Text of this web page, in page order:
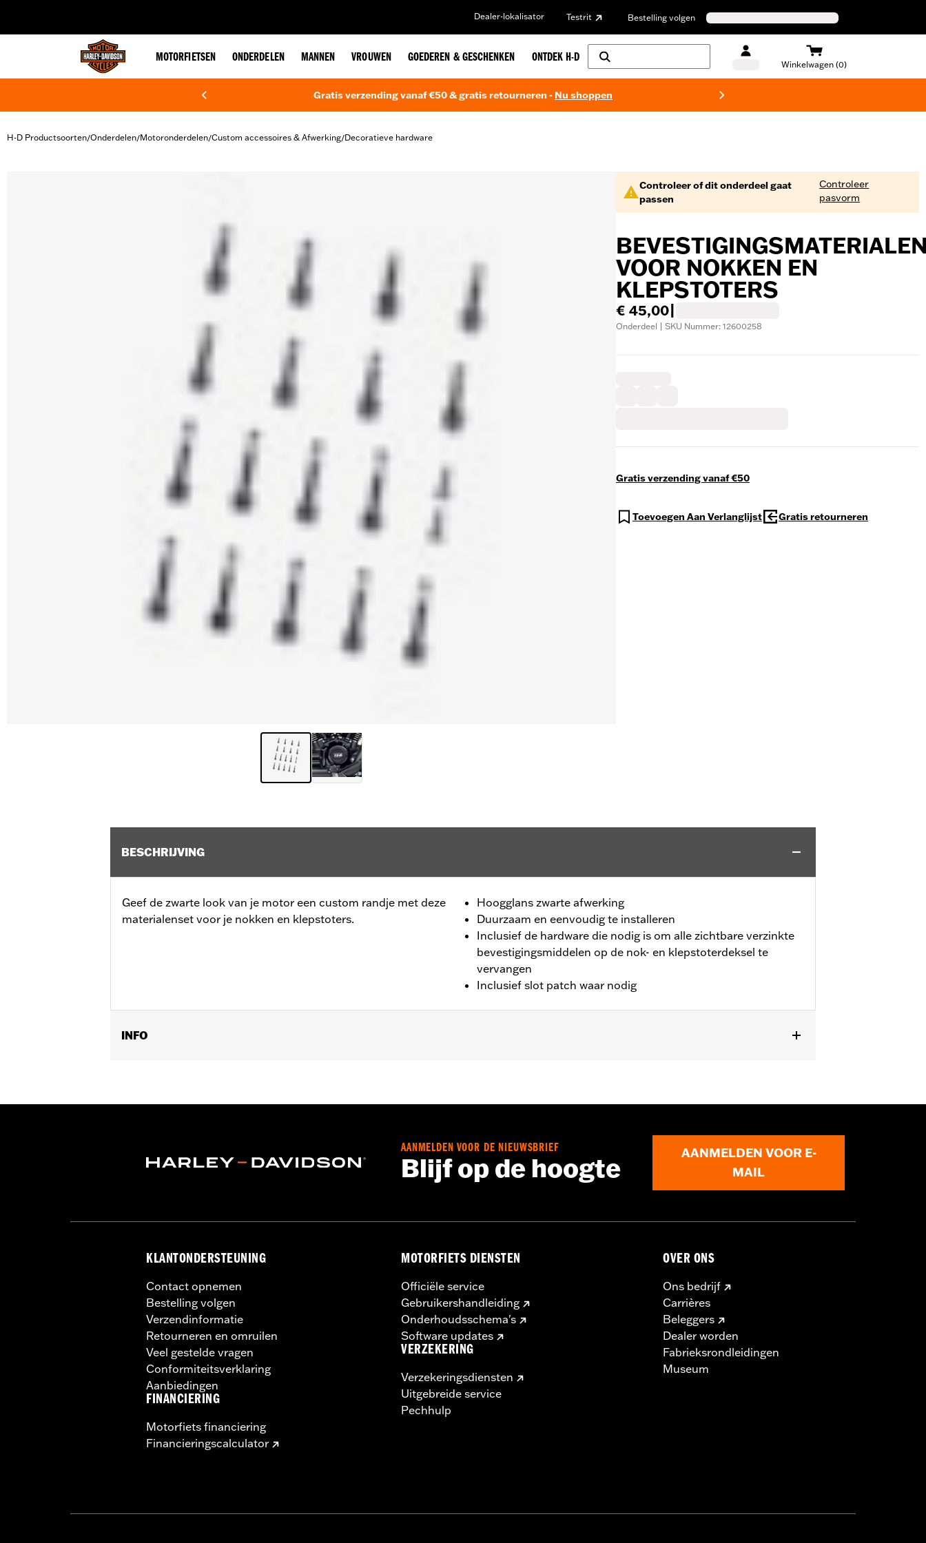
Dealer-lokalisator Testrit Bestelling volgen
MOTORFIETSEN ONDERDELEN MANNEN VROUWEN GOEDEREN & GESCHENKEN ONTDEK H-D
Winkelwagen (0)
Gratis verzending vanaf €50 & gratis retourneren - Nu shoppen
H-D Productsoorten/Onderdelen/Motoronderdelen/Custom accessoires & Afwerking/Decoratieve hardware
Controleer of dit onderdeel gaat
passen
Controleer
pasvorm
VOOR NOKKEN EN
KLEPSTOTERS
€ 45,00
Onderdeel | SKU Nummer: 12600258
Gratis verzending vanaf €50
Toevoegen Aan Verlanglijst Gratis retourneren
BESCHRIJVING
Geef de zwarte look van je motor een custom randje met deze
materialenset voor je nokken en klepstoters.
Hoogglans zwarte afwerking
Duurzaam en eenvoudig te installeren
Inclusief de hardware die nodig is om alle zichtbare verzinkte
bevestigingsmiddelen op de nok- en klepstoterdeksel te
vervangen
Inclusief slot patch waar nodig
INFO
Per stuk verkocht:Elk
AANMELDEN VOOR DE NIEUWSBRIEF
Blijf op de hoogte
AANMELDEN VOOR E-
MAIL
KLANTONDERSTEUNING
Contact opnemen
Bestelling volgen
Verzendinformatie
Retourneren en omruilen
Veel gestelde vragen
Conformiteitsverklaring
Aanbiedingen
FINANCIERING
Motorfiets financiering
Financieringscalculator
MOTORFIETS DIENSTEN
Officiële service
Gebruikershandleiding
Onderhoudsschema's
Software updates
VERZEKERING
Verzekeringsdiensten
Uitgebreide service
Pechhulp
OVER ONS
Ons bedrijf
Carrières
Beleggers
Dealer worden
Fabrieksrondleidingen
Museum